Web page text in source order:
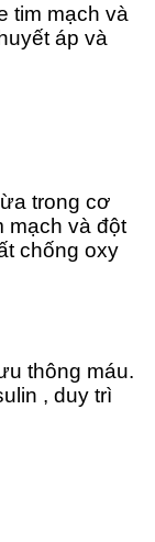
tim mạch và
áp và
trong cơ
mạch và đột
chống oxy
thông máu.
, duy trì